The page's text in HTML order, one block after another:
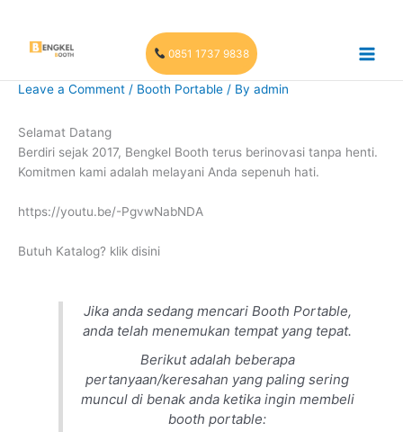
content
0851 1737 9838
Leave a Comment / Booth Portable / By admin
Selamat Datang
Berdiri sejak 2017, Bengkel Booth terus berinovasi tanpa henti.
Komitmen kami adalah melayani Anda sepenuh hati.
https://youtu.be/-PgvwNabNDA
Butuh Katalog? klik disini
Jika anda sedang mencari Booth Portable,
anda telah menemukan tempat yang tepat.
Berikut adalah beberapa
pertanyaan/keresahan yang paling sering
muncul di benak anda ketika ingin membeli
booth portable: